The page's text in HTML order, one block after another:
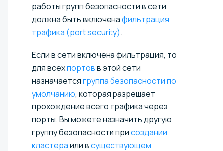
работы групп безопасности в сети
должна быть включенафильтрация
трафика (port security).
Если в сети включена фильтрация, то
для всехпортовв этой сети
назначаетсягруппа безопасности по
умолчанию, которая разрешает
прохождение всего трафика через
порты. Вы можете назначить другую
группу безопасности присоздании
кластераили всуществующем